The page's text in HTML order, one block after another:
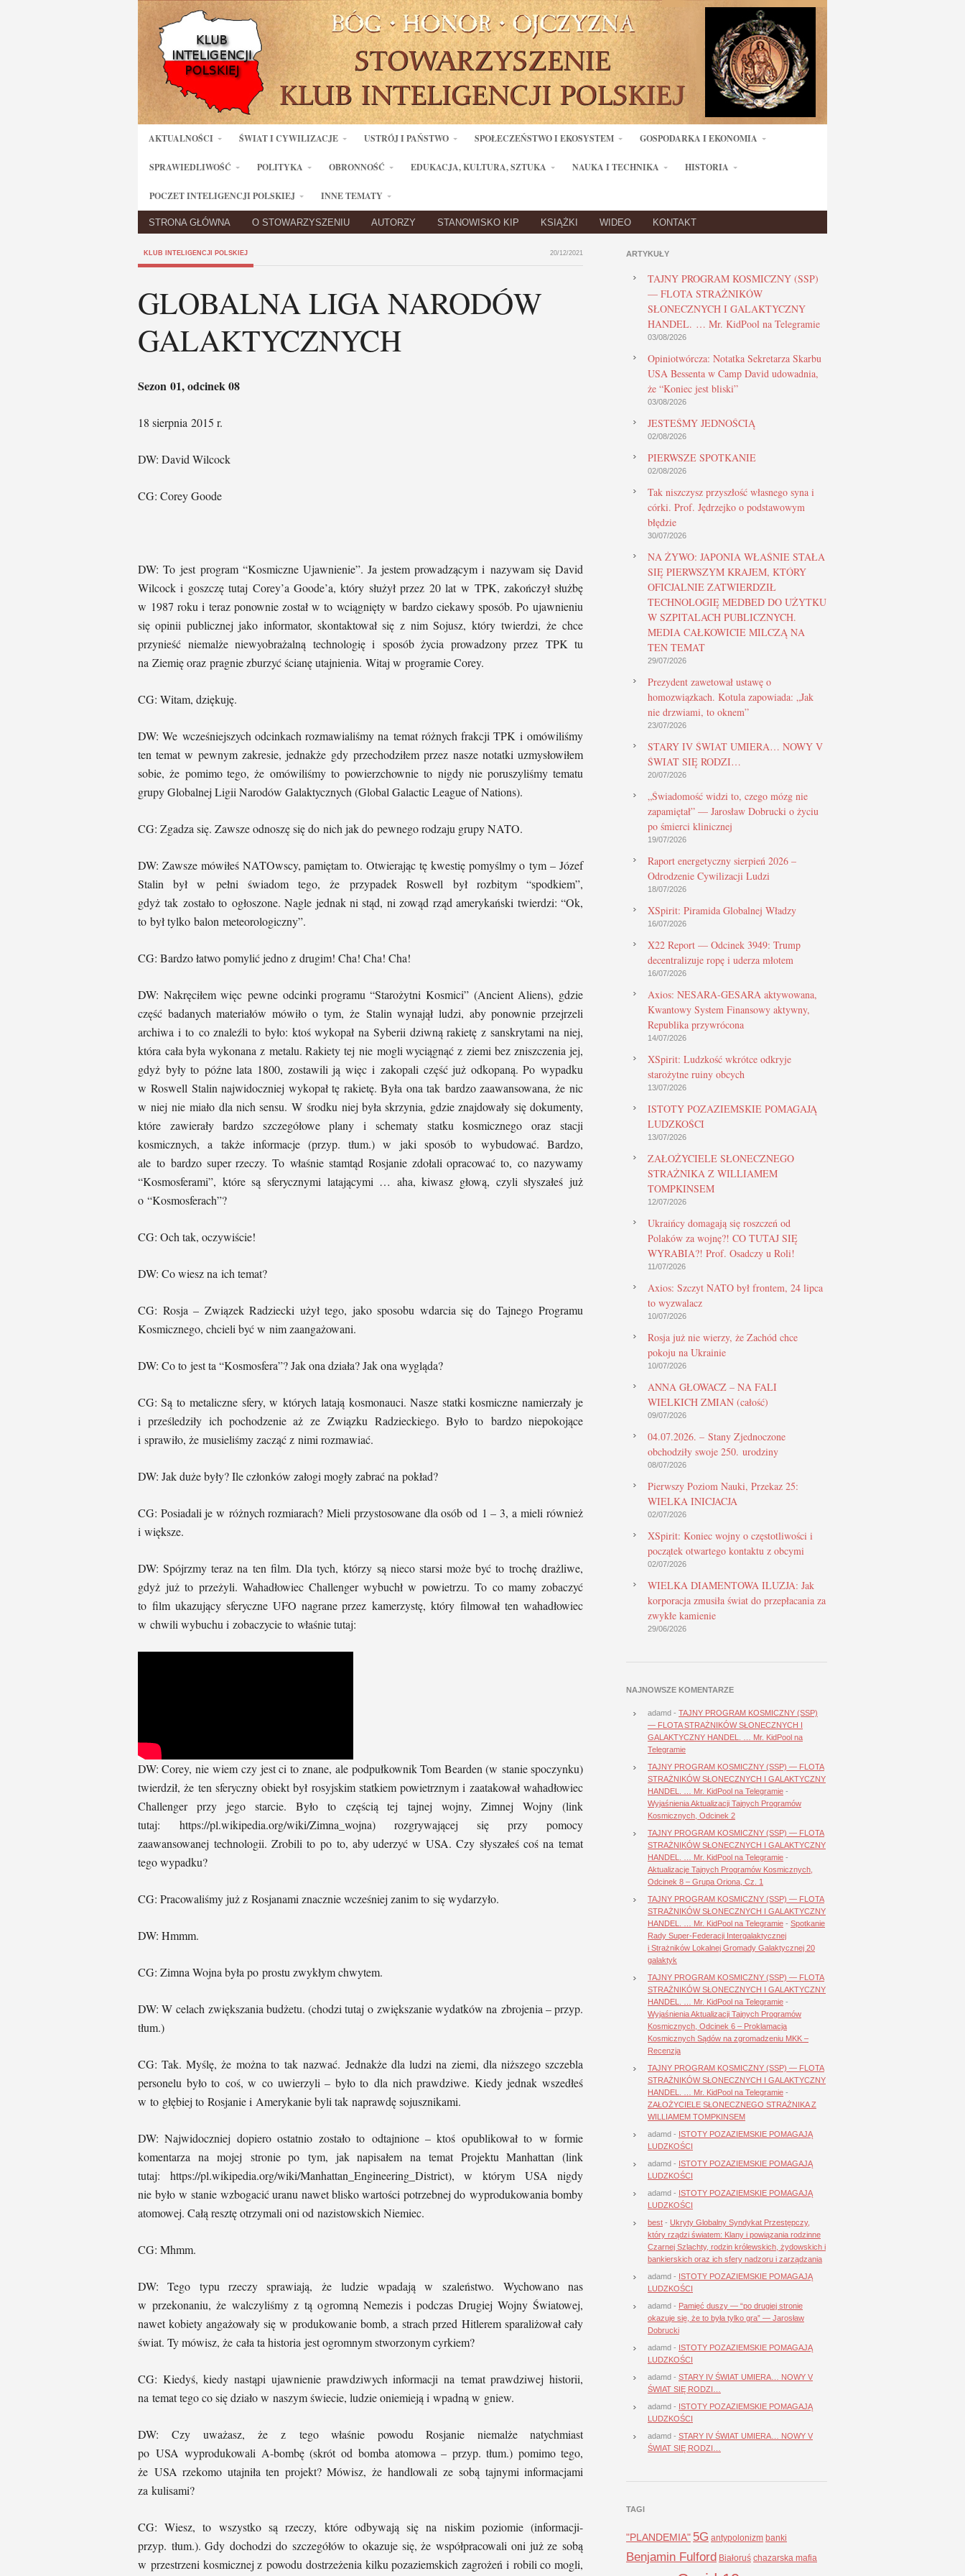
AKTUALNOŚCI ŚWIAT I CYWILIZACJE USTRÓJ I PAŃSTWO SPOŁECZEŃSTWO I EKOSYSTEM GOSPODARKA I EKONOMIA
SPRAWIEDLIWOŚĆ POLITYKA OBRONNOŚĆ EDUKACJA, KULTURA, SZTUKA NAUKA I TECHNIKA HISTORIA
POCZET INTELIGENCJI POLSKIEJ INNE TEMATY
STRONA GŁÓWNA O STOWARZYSZENIU AUTORZY STANOWISKO KIP KSIĄŻKI WIDEO KONTAKT
KLUB INTELIGENCJI POLSKIEJ 20/12/2021
GLOBALNA LIGA NARODÓW
GALAKTYCZNYCH
Sezon 01, odcinek 08
18 sierpnia 2015 r.
DW: David Wilcock
CG: Corey Goode
DW: To jest program “Kosmiczne Ujawnienie”. Ja jestem prowadzącym i nazywam się David
Wilcock i goszczę tutaj Corey’a Goode’a, który służył przez 20 lat w TPK, zakończył służbę
w 1987 roku i teraz ponownie został w to wciągnięty w bardzo ciekawy sposób. Po ujawnieniu
się opinii publicznej jako informator, skontaktował się z nim Sojusz, który twierdzi, że chce
przynieść niemalże niewyobrażalną technologię i sposób życia prowadzony przez TPK tu
na Ziemię oraz pragnie zburzyć ścianę utajnienia. Witaj w programie Corey.
CG: Witam, dziękuję.
DW: We wcześniejszych odcinkach rozmawialiśmy na temat różnych frakcji TPK i omówiliśmy
ten temat w pewnym zakresie, jednakże gdy przechodziłem przez nasze notatki uzmysłowiłem
sobie, że pomimo tego, że omówiliśmy to powierzchownie to nigdy nie poruszyliśmy tematu
grupy Globalnej Ligii Narodów Galaktycznych (Global Galactic League of Nations).
CG: Zgadza się. Zawsze odnoszę się do nich jak do pewnego rodzaju grupy NATO.
DW: Zawsze mówiłeś NATOwscy, pamiętam to. Otwierając tę kwestię pomyślmy o tym – Józef
Stalin był w pełni świadom tego, że przypadek Roswell był rozbitym “spodkiem”,
gdyż tak zostało to ogłoszone. Nagle jednak ni stąd, ni zowąd rząd amerykański twierdzi: “Ok,
to był tylko balon meteorologiczny”.
CG: Bardzo łatwo pomylić jedno z drugim! Cha! Cha! Cha!
DW: Nakręciłem więc pewne odcinki programu “Starożytni Kosmici” (Ancient Aliens), gdzie
część badanych materiałów mówiło o tym, że Stalin wynajął ludzi, aby ponownie przejrzeli
archiwa i to co znaleźli to było: ktoś wykopał na Syberii dziwną rakietę z sanskrytami na niej,
która cała była wykonana z metalu. Rakiety tej nie mogli wyciągnąć z ziemi bez zniszczenia jej,
gdyż były to późne lata 1800, zostawili ją więc i zakopali część już odkopaną. Po wypadku
w Roswell Stalin najwidoczniej wykopał tę rakietę. Była ona tak bardzo zaawansowana, że nic
w niej nie miało dla nich sensu. W środku niej była skrzynia, gdzie znajdowały się dokumenty,
które zawierały bardzo szczegółowe plany i schematy statku kosmicznego oraz stacji
kosmicznych, a także informacje (przyp. tłum.) w jaki sposób to wybudować. Bardzo,
ale to bardzo super rzeczy. To właśnie stamtąd Rosjanie zdołali opracować to, co nazywamy
“Kosmosferami”, które są sferycznymi latającymi … aha, kiwasz głową, czyli słyszałeś już
o “Kosmosferach”?
CG: Och tak, oczywiście!
DW: Co wiesz na ich temat?
CG: Rosja – Związek Radziecki użył tego, jako sposobu wdarcia się do Tajnego Programu
Kosmicznego, chcieli być w nim zaangażowani.
DW: Co to jest ta “Kosmosfera”? Jak ona działa? Jak ona wygląda?
CG: Są to metaliczne sfery, w których latają kosmonauci. Nasze statki kosmiczne namierzały je
i prześledziły ich pochodzenie aż ze Związku Radzieckiego. Było to bardzo niepokojące
i sprawiło, że musieliśmy zacząć z nimi rozmawiać.
DW: Jak duże były? Ile członków załogi mogły zabrać na pokład?
CG: Posiadali je w różnych rozmiarach? Mieli przystosowane dla osób od 1 – 3, a mieli również
i większe.
DW: Spójrzmy teraz na ten film. Dla tych, którzy są nieco starsi może być to trochę drażliwe,
gdyż już to przeżyli. Wahadłowiec Challenger wybuchł w powietrzu. To co mamy zobaczyć
to film ukazujący sferyczne UFO nagrane przez kamerzystę, który filmował ten wahadłowiec
w chwili wybuchu i zobaczycie to właśnie tutaj:
DW: Corey, nie wiem czy jest ci to znane, ale podpułkownik Tom Bearden (w stanie spoczynku)
twierdził, że ten sferyczny obiekt był rosyjskim statkiem powietrznym i zaatakował wahadłowiec
Challenger przy jego starcie. Było to częścią tej tajnej wojny, Zimnej Wojny (link
tutaj: https://pl.wikipedia.org/wiki/Zimna_wojna) rozgrywającej się przy pomocy
zaawansowanej technologii. Zrobili to po to, aby uderzyć w USA. Czy słyszałeś coś na temat
tego wypadku?
CG: Pracowaliśmy już z Rosjanami znacznie wcześniej zanim to się wydarzyło.
DW: Hmmm.
CG: Zimna Wojna była po prostu zwykłym chwytem.
DW: W celach zwiększania budżetu. (chodzi tutaj o zwiększanie wydatków na zbrojenia – przyp.
tłum.)
CG: Tak. Myślę, że można to tak nazwać. Jednakże dla ludzi na ziemi, dla niższego szczebla
personelu było to coś, w co uwierzyli – było to dla nich prawdziwe. Kiedy jednak wszedłeś
w to głębiej to Rosjanie i Amerykanie byli tak naprawdę sojusznikami.
DW: Najwidoczniej dopiero ostatnio zostało to odtajnione – ktoś opublikował to w formie
komentarza na mojej stronie po tym, jak napisałem na temat Projektu Manhattan (link
tutaj: https://pl.wikipedia.org/wiki/Manhattan_Engineering_District), w którym USA nigdy
nie było w stanie wzbogacić uranu nawet blisko wartości potrzebnej do wyprodukowania bomby
atomowej. Całą resztę otrzymali oni od nazistowskich Niemiec.
CG: Mhmm.
DW: Tego typu rzeczy sprawiają, że ludzie wpadają w szaleństwo. Wychowano nas
w przekonaniu, że walczyliśmy z tą ogromną Nemezis i podczas Drugiej Wojny Światowej,
nawet kobiety angażowały się w produkowanie bomb, a strach przed Hitlerem sparaliżował cały
świat. Ty mówisz, że cała ta historia jest ogromnym stworzonym cyrkiem?
CG: Kiedyś, kiedy nastąpi ujawnienie prawdziwych informacji na temat prawdziwej historii,
na temat tego co się działo w naszym świecie, ludzie oniemieją i wpadną w gniew.
DW: Czy uważasz, że z tego właśnie powodu Rosjanie niemalże natychmiast
po USA wyprodukowali A-bombę (skrót od bomba atomowa – przyp. tłum.) pomimo tego,
że USA rzekomo utajniła ten projekt? Mówisz, że handlowali ze sobą tajnymi informacjami
za kulisami?
CG: Wiesz, to wszystko są rzeczy, które odbywają się na niskim poziomie (informacji-
przyp. tłum.). Gdy dochodzi do szczegółów to okazuje się, że współpracowali oni już ze sobą
w przestrzeni kosmicznej z powodu dostrzeżenia kilku pozaziemskich zagrożeń i robili co mogli,
ARTYKUŁY
TAJNY PROGRAM KOSMICZNY (SSP)
— FLOTA STRAŻNIKÓW
SŁONECZNYCH I GALAKTYCZNY
HANDEL. … Mr. KidPool na Telegramie
03/08/2026
Opiniotwórcza: Notatka Sekretarza Skarbu
USA Bessenta w Camp David udowadnia,
że “Koniec jest bliski”
03/08/2026
JESTEŚMY JEDNOŚCIĄ
02/08/2026
PIERWSZE SPOTKANIE
02/08/2026
Tak niszczysz przyszłość własnego syna i
córki. Prof. Jędrzejko o podstawowym
błędzie
30/07/2026
NA ŻYWO: JAPONIA WŁAŚNIE STAŁA
SIĘ PIERWSZYM KRAJEM, KTÓRY
OFICJALNIE ZATWIERDZIŁ
TECHNOLOGIĘ MEDBED DO UŻYTKU
W SZPITALACH PUBLICZNYCH.
MEDIA CAŁKOWICIE MILCZĄ NA
TEN TEMAT
29/07/2026
Prezydent zawetował ustawę o
homozwiązkach. Kotula zapowiada: „Jak
nie drzwiami, to oknem”
23/07/2026
STARY IV ŚWIAT UMIERA… NOWY V
ŚWIAT SIĘ RODZI…
20/07/2026
„Świadomość widzi to, czego mózg nie
zapamiętał” — Jarosław Dobrucki o życiu
po śmierci klinicznej
19/07/2026
Raport energetyczny sierpień 2026 –
Odrodzenie Cywilizacji Ludzi
18/07/2026
XSpirit: Piramida Globalnej Władzy
16/07/2026
X22 Report — Odcinek 3949: Trump
decentralizuje ropę i uderza młotem
16/07/2026
Axios: NESARA-GESARA aktywowana,
Kwantowy System Finansowy aktywny,
Republika przywrócona
14/07/2026
XSpirit: Ludzkość wkrótce odkryje
starożytne ruiny obcych
13/07/2026
ISTOTY POZAZIEMSKIE POMAGAJĄ
LUDZKOŚCI
13/07/2026
ZAŁOŻYCIELE SŁONECZNEGO
STRAŻNIKA Z WILLIAMEM
TOMPKINSEM
12/07/2026
Ukraińcy domagają się roszczeń od
Polaków za wojnę?! CO TUTAJ SIĘ
WYRABIA?! Prof. Osadczy u Roli!
11/07/2026
Axios: Szczyt NATO był frontem, 24 lipca
to wyzwalacz
10/07/2026
Rosja już nie wierzy, że Zachód chce
pokoju na Ukrainie
10/07/2026
ANNA GŁOWACZ – NA FALI
WIELKICH ZMIAN (całość)
09/07/2026
04.07.2026. – Stany Zjednoczone
obchodziły swoje 250. urodziny
08/07/2026
Pierwszy Poziom Nauki, Przekaz 25:
WIELKA INICJACJA
02/07/2026
XSpirit: Koniec wojny o częstotliwości i
początek otwartego kontaktu z obcymi
02/07/2026
WIELKA DIAMENTOWA ILUZJA: Jak
korporacja zmusiła świat do przepłacania za
zwykłe kamienie
29/06/2026
NAJNOWSZE KOMENTARZE
adamd - TAJNY PROGRAM KOSMICZNY (SSP)
— FLOTA STRAŻNIKÓW SŁONECZNYCH I
GALAKTYCZNY HANDEL. … Mr. KidPool na
Telegramie
TAJNY PROGRAM KOSMICZNY (SSP) — FLOTA
STRAŻNIKÓW SŁONECZNYCH I GALAKTYCZNY
HANDEL. … Mr. KidPool na Telegramie -
Wyjaśnienia Aktualizacji Tajnych Programów
Kosmicznych, Odcinek 2
TAJNY PROGRAM KOSMICZNY (SSP) — FLOTA
STRAŻNIKÓW SŁONECZNYCH I GALAKTYCZNY
HANDEL. … Mr. KidPool na Telegramie -
Aktualizacje Tajnych Programów Kosmicznych,
Odcinek 8 – Grupa Oriona, Cz. 1
TAJNY PROGRAM KOSMICZNY (SSP) — FLOTA
STRAŻNIKÓW SŁONECZNYCH I GALAKTYCZNY
HANDEL. … Mr. KidPool na Telegramie - Spotkanie
Rady Super-Federacji Intergalaktycznej
i Strażników Lokalnej Gromady Galaktycznej 20
galaktyk
TAJNY PROGRAM KOSMICZNY (SSP) — FLOTA
STRAŻNIKÓW SŁONECZNYCH I GALAKTYCZNY
HANDEL. … Mr. KidPool na Telegramie -
Wyjaśnienia Aktualizacji Tajnych Programów
Kosmicznych, Odcinek 6 – Proklamacja
Kosmicznych Sądów na zgromadzeniu MKK –
Recenzja
TAJNY PROGRAM KOSMICZNY (SSP) — FLOTA
STRAŻNIKÓW SŁONECZNYCH I GALAKTYCZNY
HANDEL. … Mr. KidPool na Telegramie -
ZAŁOŻYCIELE SŁONECZNEGO STRAŻNIKA Z
WILLIAMEM TOMPKINSEM
adamd - ISTOTY POZAZIEMSKIE POMAGAJĄ
LUDZKOŚCI
adamd - ISTOTY POZAZIEMSKIE POMAGAJĄ
LUDZKOŚCI
adamd - ISTOTY POZAZIEMSKIE POMAGAJĄ
LUDZKOŚCI
best - Ukryty Globalny Syndykat Przestępczy,
który rządzi światem: Klany i powiązania rodzinne
Czarnej Szlachty, rodzin królewskich, żydowskich i
bankierskich oraz ich sfery nadzoru i zarządzania
adamd - ISTOTY POZAZIEMSKIE POMAGAJĄ
LUDZKOŚCI
adamd - Pamięć duszy — “po drugiej stronie
okazuje się, że to była tylko gra” — Jarosław
Dobrucki
adamd - ISTOTY POZAZIEMSKIE POMAGAJĄ
LUDZKOŚCI
adamd - STARY IV ŚWIAT UMIERA… NOWY V
ŚWIAT SIĘ RODZI…
adamd - ISTOTY POZAZIEMSKIE POMAGAJĄ
LUDZKOŚCI
adamd - STARY IV ŚWIAT UMIERA… NOWY V
ŚWIAT SIĘ RODZI…
TAGI
"PLANDEMIA" 5G antypolonizm banki
Benjamin Fulford Białoruś chazarska mafia